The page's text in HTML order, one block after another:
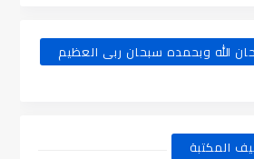
الله وبحمده سبحان ربى العظيم
المكتبة